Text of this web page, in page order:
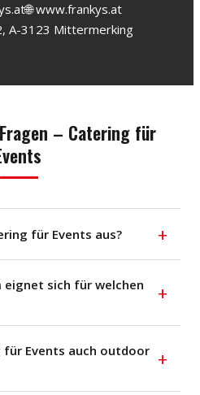
🌐 www.frankys.at
A-3123 Mittermerking
– Catering für
für Events aus? +
eignet sich für welchen
+
für Events auch outdoor +